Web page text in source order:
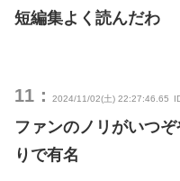
短編集よく読んだわ
11： 2024/11/02(土) 22:27:46.65
ファンのノリがいつ
りで有名